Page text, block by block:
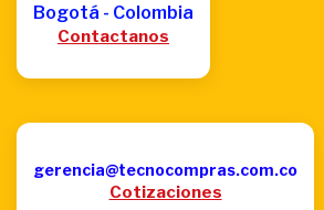
Bogotá - Colombia
Contactanos
gerencia@tecnocompras.com.co
Cotizaciones